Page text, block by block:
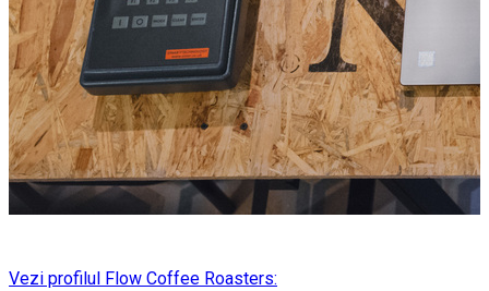
Vezi profilul Flow Coffee Roasters: